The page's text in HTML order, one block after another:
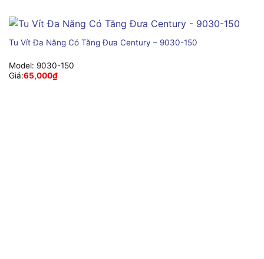
Tu Vít Đa Năng Có Tăng Đưa Century – 9030-150
Model: 9030-150
Giá:65,000₫